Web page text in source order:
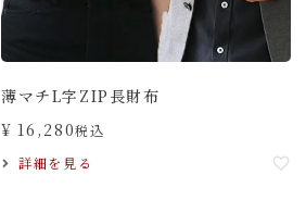
薄マチL字ZIP長財布
¥ 16,280税込
詳細を見る